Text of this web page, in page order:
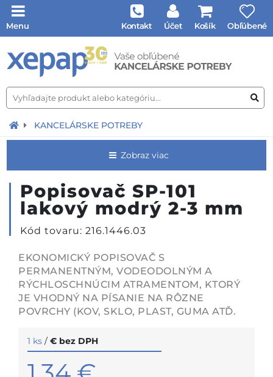
Menu Kontakt Účet Košík Obľúbené
KANCELÁRSKE POTREBY
Zobraz viac
Popisovač SP-101
lakový modrý 2-3 mm
Kód tovaru: 216.1446.03
EKONOMICKÝ POPISOVAČ S
PERMANENTNÝM, VODEODOLNÝM A
RÝCHLOSCHNÚCIM ATRAMENTOM, KTORÝ
JE VHODNÝ NA PÍSANIE NA RÔZNE
POVRCHY (KOV, SKLO, PLAST, GUMA ATĎ.
1 ks / € bez DPH